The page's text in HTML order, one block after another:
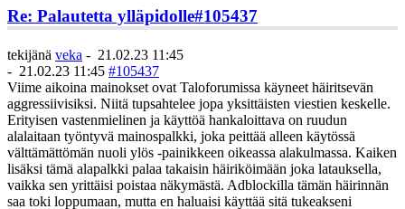
Re: Palautetta ylläpidolle#105437
tekijänä veka - 21.02.23 11:45
- 21.02.23 11:45 #105437
Viime aikoina mainokset ovat Taloforumissa käyneet häiritsevän
aggressiivisiksi. Niitä tupsahtelee jopa yksittäisten viestien keskelle.
Erityisen vastenmielinen ja käyttöä hankaloittava on ruudun
alalaitaan työntyvä mainospalkki, joka peittää alleen käytössä
välttämättömän nuoli ylös -painikkeen oikeassa alakulmassa. Kaiken
lisäksi tämä alapalkki palaa takaisin häiriköimään joka latauksella,
vaikka sen yrittäisi poistaa näkymästä. Adblockilla tämän häirinnän
saa toki loppumaan, mutta en haluaisi käyttää sitä tukeakseni